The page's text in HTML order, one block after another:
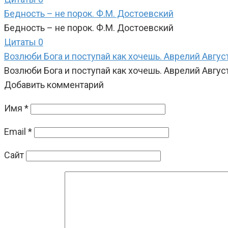
Бедность – не порок. Ф.М. Достоевский
Бедность – не порок. Ф.М. Достоевский
Цитаты 0
Возлюби Бога и поступай как хочешь. Аврелий
Возлюби Бога и поступай как хочешь. Аврелий
Добавить комментарий
Имя *
Email *
Сайт